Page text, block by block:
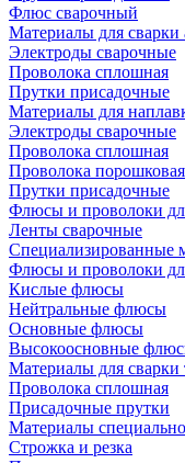
Флюс сварочный
Материалы для
Электроды сварочные
Проволока сплошная
Прутки присадочные
Материалы для
Электроды сварочные
Проволока сплошная
Проволока порошковая
Прутки присадочные
Флюсы и проволоки
Ленты сварочные
Специализированные
Флюсы и проволоки
Кислые флюсы
Нейтральные флюсы
Основные флюсы
Высокоосновные
Материалы для сварки
Проволока сплошная
Присадочные прутки
Материалы
Строжка и резка